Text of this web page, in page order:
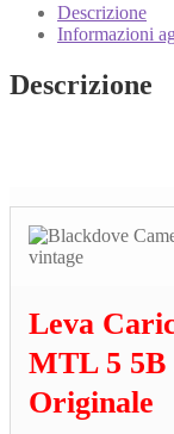
Descrizione
Informazioni
Descrizione
Leva
MTL 5 5B
Originale